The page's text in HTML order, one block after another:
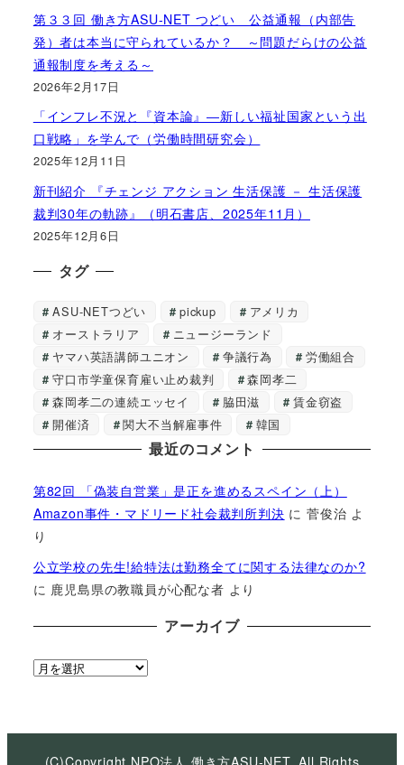
第３３回 働き方ASU-NET つどい 公益通報（内部告
発）者は本当に守られているか？ ～問題だらけの公益
通報制度を考える～
2026年2月17日
「インフレ不況と『資本論』―新しい福祉国家という出
口戦略」を学んで（労働時間研究会）
2025年12月11日
新刊紹介 『チェンジ アクション 生活保護 － 生活保護
裁判30年の軌跡』（明石書店、2025年11月）
2025年12月6日
タグ
ASU-NETつどい pickup
アメリカ
オーストラリア
ニュージーランド
ヤマハ英語講師ユニオン
争議行為
労働組合
守口市学童保育雇い止め裁判
森岡孝二
森岡孝二の連続エッセイ
脇田滋
賃金窃盗
開催済
関大不当解雇事件 韓国
最近のコメント
第82回 「偽装自営業」是正を進めるスペイン（上）
Amazon事件・マドリード社会裁判所判決 に菅俊治 よ
り
公立学校の先生!給特法は勤務全てに関する法律なのか?
に 鹿児島県の教職員が心配な者 より
アーカイブ
ア
イ
(C)Copyright NPO法人 働き方ASU-NET, All Rights